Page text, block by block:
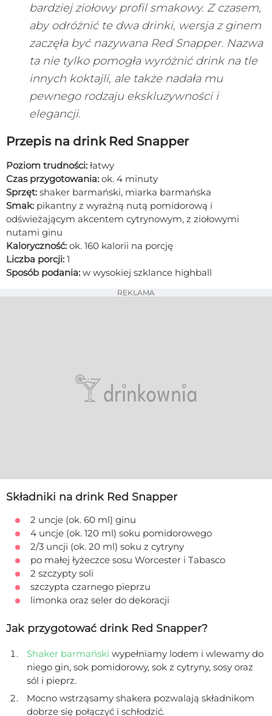
bardziej ziołowy profil smakowy. Z czasem,
aby odróżnić te dwa drinki, wersja z ginem
zaczęła być nazywana Red Snapper. Nazwa
ta nie tylko pomogła wyróżnić drink na tle
innych koktajli, ale także nadała mu
pewnego rodzaju ekskluzywności i
elegancji.
Przepis na drink Red Snapper
Poziom trudności: łatwy
Czas przygotowania: ok. 4 minuty
Sprzęt: shaker barmański, miarka barmańska
Smak: pikantny z wyraźną nutą pomidorową i
odświeżającym akcentem cytrynowym, z ziołowymi
nutami ginu
Kaloryczność: ok. 160 kalorii na porcję
Liczba porcji: 1
Sposób podania: w wysokiej szklance highball
REKLAMA
Składniki na drink Red Snapper
2 uncje (ok. 60 ml) ginu
4 uncje (ok. 120 ml) soku pomidorowego
2/3 uncji (ok. 20 ml) soku z cytryny
po małej łyżeczce sosu Worcester i Tabasco
2 szczypty soli
szczypta czarnego pieprzu
limonka oraz seler do dekoracji
Jak przygotować drink Red Snapper?
Shaker barmański wypełniamy lodem i wlewamy do
niego gin, sok pomidorowy, sok z cytryny, sosy oraz
sól i pieprz.
Mocno wstrząsamy shakera pozwalają składnikom
dobrze się połączyć i schłodzić.